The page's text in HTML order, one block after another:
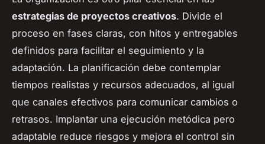
estrategias de proyectos creativos. Divide el
proceso en fases claras, con hitos y entregables
definidos para facilitar el seguimiento y la
adaptación. La planificación debe contemplar
tiempos realistas y recursos adecuados, al igual
que canales efectivos para comunicar cambios o
retrasos. Implantar una ejecución metódica pero
adaptable reduce riesgos y mejora el control sin